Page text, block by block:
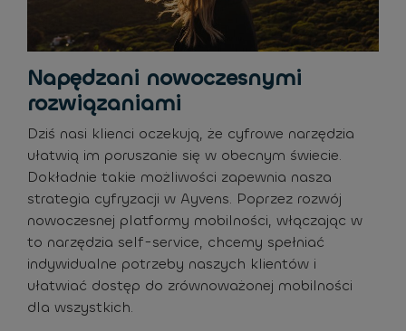
Napędzani nowoczesnymi
rozwiązaniami
Dziś nasi klienci oczekują, że cyfrowe narzędzia
ułatwią im poruszanie się w obecnym świecie.
Dokładnie takie możliwości zapewnia nasza
strategia cyfryzacji w Ayvens. Poprzez rozwój
nowoczesnej platformy mobilności, włączając w
to narzędzia self-service, chcemy spełniać
indywidualne potrzeby naszych klientów i
ułatwiać dostęp do zrównoważonej mobilności
dla wszystkich.